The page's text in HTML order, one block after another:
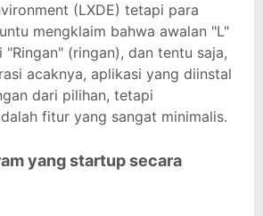
(LXDE) tetapi para
mengklaim bahwa awalan "L"
(ringan), dan tentu saja,
acaknya, aplikasi yang diinstal
dari pilihan, tetapi
fitur yang sangat minimalis.
yang startup secara